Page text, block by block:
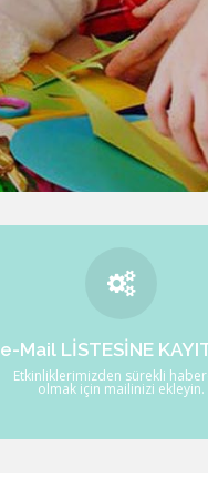
e-Mail LİSTESİNE
Etkinliklerimizden sürekli
olmak için mailinizi ekleyin.
olmak için mailinizi ekleyin.
DETAYLI BİLGİ